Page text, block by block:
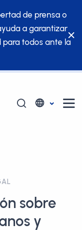
de prensa o
a garantizar
para todos ante la
sobre
y